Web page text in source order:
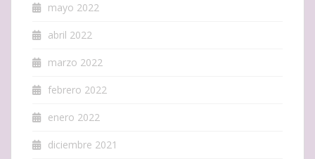
mayo 2022
abril 2022
marzo 2022
febrero 2022
enero 2022
diciembre 2021